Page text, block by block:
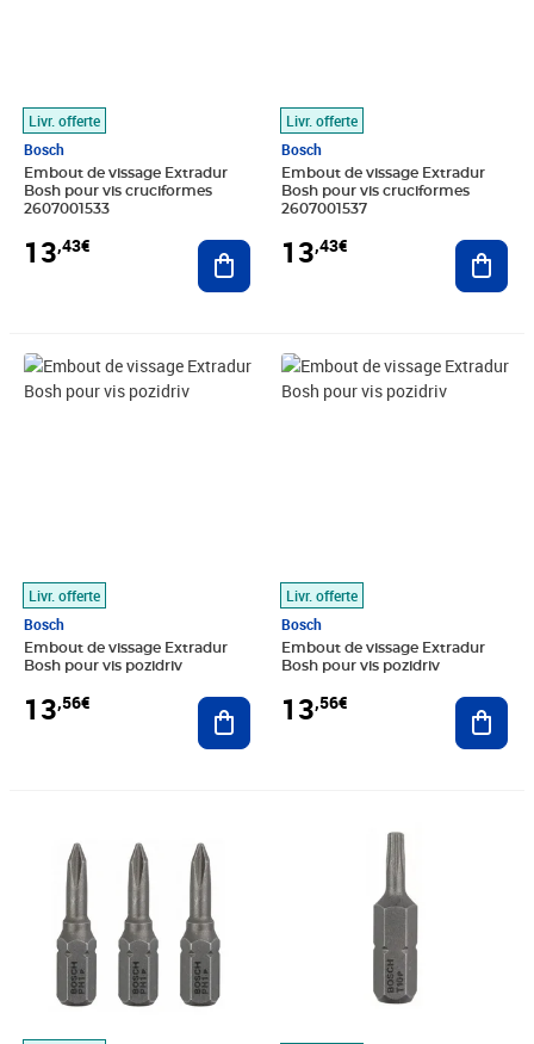
Livr. offerte
Bosch
Embout de vissage Extradur
Bosh pour vis cruciformes
2607001533
13,43€ Ajouter au panier
Livr. offerte
Bosch
Embout de vissage Extradur
Bosh pour vis cruciformes
2607001537
13,43€
Livr. offerte
Bosch
Embout de vissage Extradur
Bosh pour vis pozidriv
13,56€
Prix 13,56€
Ajouter au panier
Livr. offerte
Bosch
Embout de vissage Extradur
Bosh pour vis pozidriv
13,56€
Prix 13,56€